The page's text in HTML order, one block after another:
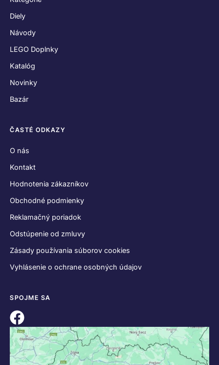
Diely
Návody
LEGO Doplnky
Katalóg
Novinky
Bazár
ČASTÉ ODKAZY
O nás
Kontakt
Hodnotenia zákazníkov
Obchodné podmienky
Reklamačný poriadok
Odstúpenie od zmluvy
Zásady používania súborov cookies
Vyhlásenie o ochrane osobných údajov
SPOJME SA